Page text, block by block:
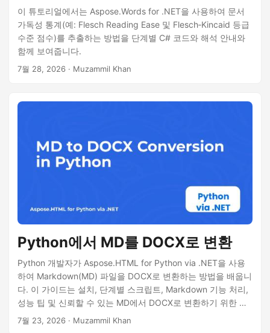
이 튜토리얼에서는 Aspose.Words for .NET을 사용하여 문서
가독성 통계(예: Flesch Reading Ease 및 Flesch‑Kincaid 등급
수준 점수)를 추출하는 방법을 단계별 C# 코드와 해석 안내와
함께 보여줍니다.
7월 28, 2026 · Muzammil Khan
Python에서 MD를 DOCX로 변환
Python 개발자가 Aspose.HTML for Python via .NET을 사용
하여 Markdown(MD) 파일을 DOCX로 변환하는 방법을 배웁니
다. 이 가이드는 설치, 단계별 스크립트, Markdown 기능 처리,
성능 팁 및 신뢰할 수 있는 MD에서 DOCX로 변환하기 위한 모
범 사례를 다룹니다.
7월 23, 2026 · Muzammil Khan